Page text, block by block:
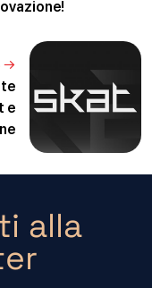
→
e
alla